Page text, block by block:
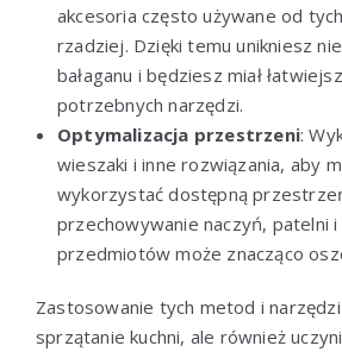
akcesoria często używane od
rzadziej. Dzięki temu unikniesz
bałaganu i będziesz miał
potrzebnych narzędzi.
Optymalizacja przestrzeni:
wieszaki i inne rozwiązania, aby
wykorzystać dostępną
przechowywanie naczyń, patelni i
przedmiotów może znacząco
Zastosowanie tych metod i
sprzątanie kuchni, ale również